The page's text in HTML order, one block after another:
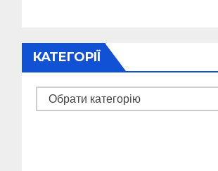
КАТЕГОРІЇ
Категорії